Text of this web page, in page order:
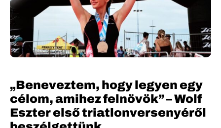
„Beneveztem, hogy legyen egy
célom, amihez felnövök” – Wolf
Eszter első triatlonversenyéről